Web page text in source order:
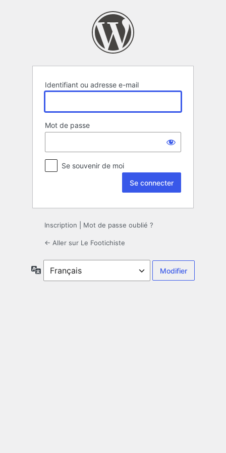
Identifiant ou adresse e-mail
Mot de passe
Se souvenir de moi
Inscription Mot de passe oublié ?
← Aller sur Le Footichiste
Langue